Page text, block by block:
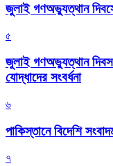
জুলাই গণঅভ্যুত্থান
৫
জুলাই গণঅভ্যুত্থান দিবস
যোদ্ধাদের সংবর্ধনা
৬
পাকিস্তানে বিদেশি
৭